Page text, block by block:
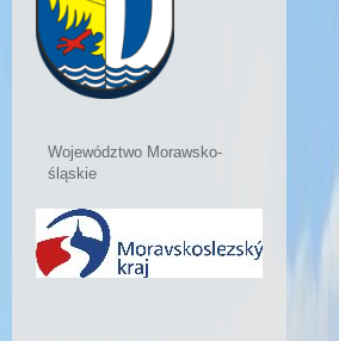
Województwo Morawsko-
śląskie